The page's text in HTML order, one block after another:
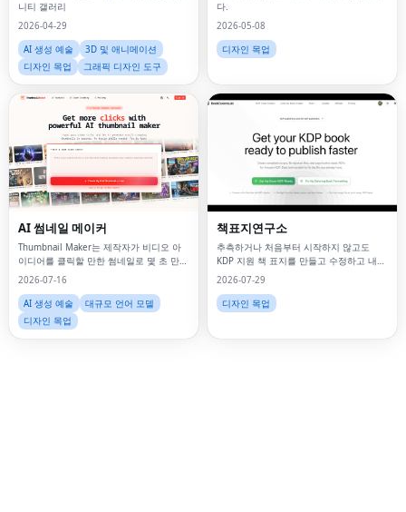
니티 갤러리
2026-04-29
AI 생성 예술
3D 및 애니메이션
디자인 목업
그래픽 디자인 도구
다.
2026-05-08
디자인 목업
AI 썸네일 메이커
Thumbnail Maker는 제작자가 비디오 아
이디어를 클릭할 만한 썸네일로 몇 초 만에
만들 수 있도록 제작된 AI 썸네일 메이커입
2026-07-16
AI 생성 예술
대규모 언어 모델
디자인 목업
책표지연구소
추측하거나 처음부터 시작하지 않고도
KDP 지원 책 표지를 만들고 수정하고 내보
낼 수 있습니다.
2026-07-29
디자인 목업